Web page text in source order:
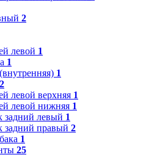
2
левой 1
1
1
2
левой верхняя 1
левой нижняя 1
задний левый 1
задний правый 2
1
25